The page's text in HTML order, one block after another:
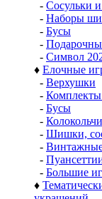
- Сосульки
- Наборы
- Бусы
-
- Символ
♦ Елочные
- Верхушки
- Комплекты
- Бусы
-
- Шишки,
-
-
- Большие
♦